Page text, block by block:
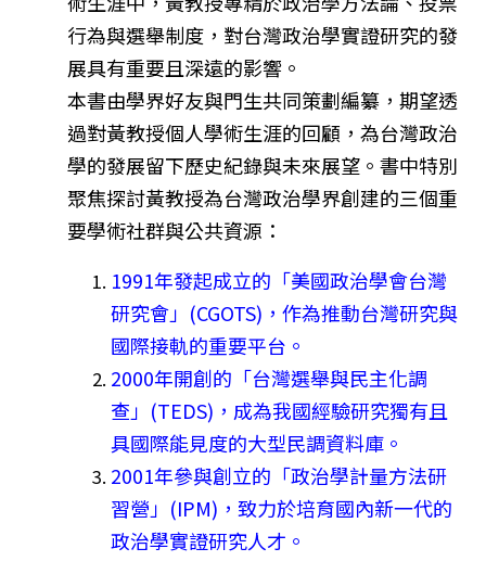
行為與選舉制度， 對台灣政治學實證研究的發
展具有重要且深遠的影響。
本書由學界好友與門生共同策劃編纂，期望透
過對黃教授個人學術生涯的回顧，為台灣政治
學的發展留下歷史紀錄與未來展望。書中特別
聚焦探討黃教授為台灣政治學界創建的三個重
要學術社群與公共資源：
1991年發起成立的「美國政治學會台灣
研究會」(CGOTS) ，作為推動台灣研究與
國際接軌的重要平台。
2000年開創的「台灣選舉與民主化調
查」(TEDS)， 成為我國經驗研究獨有且
具國際能見度的大型民調資料庫。
2001年參與創立的「政治學計量方法研
習營」(IPM)，致力於培育國內新一代的
政治學實證研究人才。